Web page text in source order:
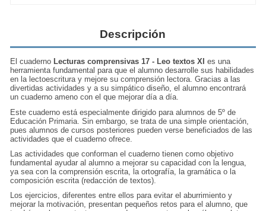
Descripción
El cuaderno Lecturas comprensivas 17 - Leo textos XI es una
herramienta fundamental para que el alumno desarrolle sus habilidades
en la lectoescritura y mejore sucomprensión lectora. Gracias a las
divertidas actividades y a su simpático diseño, el alumno encontrará
un cuaderno ameno con el que mejorar día a día.
Este cuaderno está especialmente dirigido para alumnos de 5º de
Educación Primaria. Sin embargo, se trata de una simple orientación,
pues alumnos de cursos posteriores pueden verse beneficiados de las
actividades que el cuaderno ofrece.
Las actividades que conforman el cuaderno tienen como objetivo
fundamental ayudar al alumno a mejorar su capacidad con la lengua,
ya sea con la comprensión escrita, la ortografía, la gramática o la
composición escrita (redacción de textos).
Los ejercicios, diferentes entre ellos para evitar el aburrimiento y
mejorar la motivación, presentan pequeños retos para el alumno, que